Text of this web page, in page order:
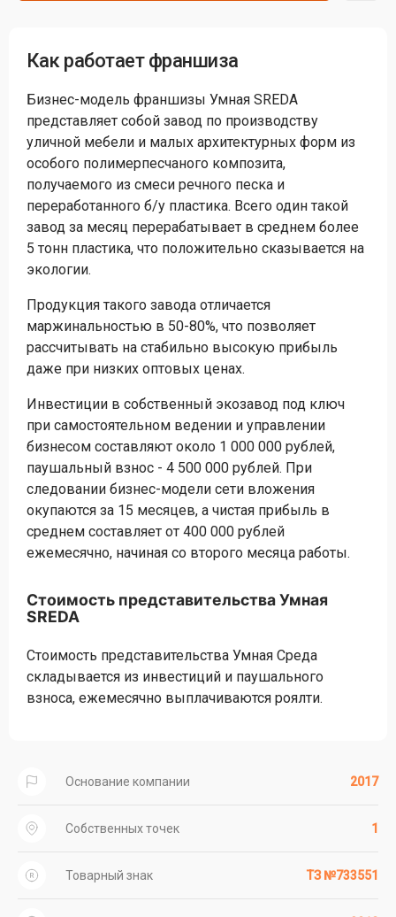
Как работает франшиза
Бизнес-модель франшизы Умная SREDA
представляет собой завод по производству
уличной мебели и малых архитектурных форм из
особого полимерпесчаного композита,
получаемого из смеси речного песка и
переработанного б/у пластика. Всего один такой
завод за месяц перерабатывает в среднем более
5 тонн пластика, что положительно сказывается на
экологии.
Продукция такого завода отличается
маржинальностью в 50-80%, что позволяет
рассчитывать на стабильно высокую прибыль
даже при низких оптовых ценах.
Инвестиции в собственный экозавод под ключ
при самостоятельном ведении и управлении
бизнесом составляют около 1 000 000 рублей,
паушальный взнос - 4 500 000 рублей. При
следовании бизнес-модели сети вложения
окупаются за 15 месяцев, а чистая прибыль в
среднем составляет от 400 000 рублей
ежемесячно, начиная со второго месяца работы.
Стоимость представительства Умная
SREDA
Стоимость представительства Умная Среда
складывается из инвестиций и паушального
взноса, ежемесячно выплачиваются роялти.
Основание компании 2017
Собственных точек 1
Товарный знак ТЗ №733551